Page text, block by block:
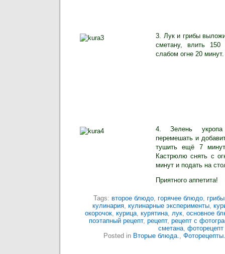
3. Лук и грибы
сметану, влить
слабом огне 20 минут.
4. Зелень
перемешать и
тушить ещё 7
Кастрюлю снять с
минут и подать на
Приятного аппетита!
Tags: второе блюдо, горячее блюдо, грибы
кулинария, кулинарные эксперименты,
окорочок, курица, курятина, лук, основное
поэтапный рецепт, рецепт, рецепт с
сметана, фоторецепт
Posted in Вторые блюда., Фоторецепты.